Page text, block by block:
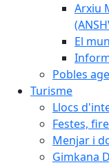
Arxiu
El
Pobles
Turisme
Llocs
Festes,
Menjar i
Gimkana